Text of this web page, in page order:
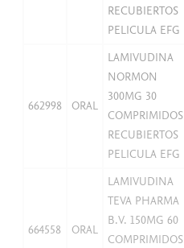
RECUBIERTOS
PELICULA EFG
662998 ORAL
LAMIVUDINA
NORMON
300MG 30
COMPRIMIDOS
RECUBIERTOS
PELICULA EFG
664558 ORAL
LAMIVUDINA
TEVA PHARMA
B.V. 150MG 60
COMPRIMIDOS